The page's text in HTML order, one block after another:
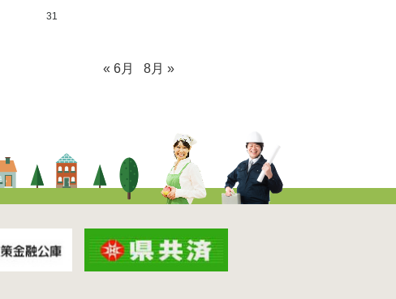
31
« 6月 8月 »